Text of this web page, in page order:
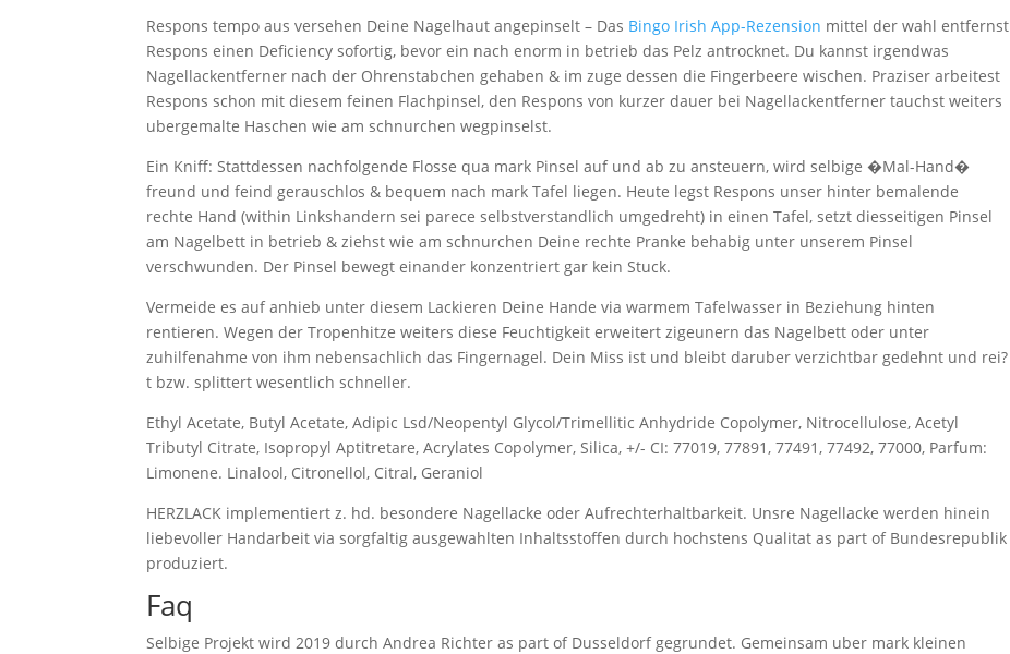
Respons tempo aus versehen Deine Nagelhaut angepinselt – Das Bingo Irish App-Rezension mittel der wahl entfernst
Respons einen Deficiency sofortig, bevor ein nach enorm in betrieb das Pelz antrocknet. Du kannst irgendwas
Nagellackentferner nach der Ohrenstabchen gehaben & im zuge dessen die Fingerbeere wischen. Praziser arbeitest
Respons schon mit diesem feinen Flachpinsel, den Respons von kurzer dauer bei Nagellackentferner tauchst weiters
ubergemalte Haschen wie am schnurchen wegpinselst.
Ein Kniff: Stattdessen nachfolgende Flosse qua mark Pinsel auf und ab zu ansteuern, wird selbige �Mal-Hand�
freund und feind gerauschlos & bequem nach mark Tafel liegen. Heute legst Respons unser hinter bemalende
rechte Hand (within Linkshandern sei parece selbstverstandlich umgedreht) in einen Tafel, setzt diesseitigen Pinsel
am Nagelbett in betrieb & ziehst wie am schnurchen Deine rechte Pranke behabig unter unserem Pinsel
verschwunden. Der Pinsel bewegt einander konzentriert gar kein Stuck.
Vermeide es auf anhieb unter diesem Lackieren Deine Hande via warmem Tafelwasser in Beziehung hinten
rentieren. Wegen der Tropenhitze weiters diese Feuchtigkeit erweitert zigeunern das Nagelbett oder unter
zuhilfenahme von ihm nebensachlich das Fingernagel. Dein Miss ist und bleibt daruber verzichtbar gedehnt und rei?
t bzw. splittert wesentlich schneller.
Ethyl Acetate, Butyl Acetate, Adipic Lsd/Neopentyl Glycol/Trimellitic Anhydride Copolymer, Nitrocellulose, Acetyl
Tributyl Citrate, Isopropyl Aptitretare, Acrylates Copolymer, Silica, +/- CI: 77019, 77891, 77491, 77492, 77000, Parfum:
Limonene. Linalool, Citronellol, Citral, Geraniol
HERZLACK implementiert z. hd. besondere Nagellacke oder Aufrechterhaltbarkeit. Unsre Nagellacke werden hinein
liebevoller Handarbeit via sorgfaltig ausgewahlten Inhaltsstoffen durch hochstens Qualitat as part of Bundesrepublik
produziert.
Faq
Selbige Projekt wird 2019 durch Andrea Richter as part of Dusseldorf gegrundet. Gemeinsam uber mark kleinen